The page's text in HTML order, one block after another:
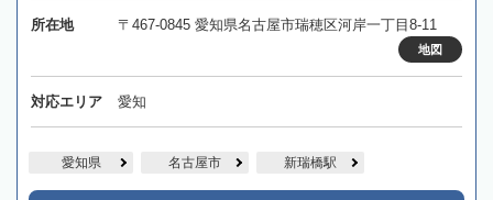
所在地 〒467-0845 愛知県名古屋市瑞穂区河岸一丁目8-11
地図
対応エリア 愛知
愛知県 名古屋市 新瑞橋駅